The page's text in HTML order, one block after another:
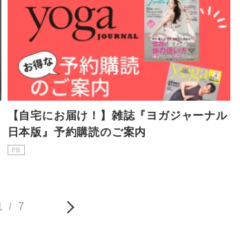
【自宅にお届け！】雑誌『ヨガジャーナル
日本版』予約購読のご案内
PR
/ 7